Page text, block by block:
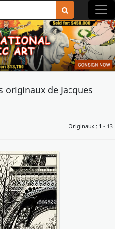
originaux de Jacques
Originaux : 1 - 13